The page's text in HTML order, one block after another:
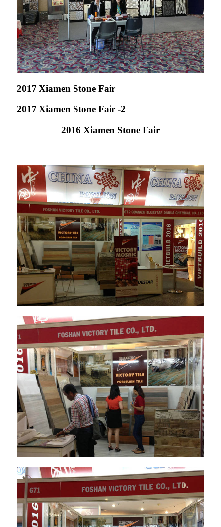
2017 Xiamen Stone Fair
2017 Xiamen Stone Fair -2
2016 Xiamen Stone Fair